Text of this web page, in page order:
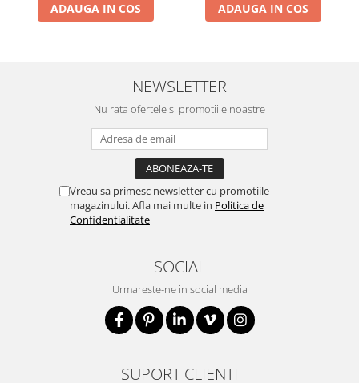
ADAUGA IN COS ADAUGA IN COS
NEWSLETTER
Nu rata ofertele si promotiile noastre
Vreau sa primesc newsletter cu promotiile
magazinului. Afla mai multe in Politica de
Confidentialitate
SOCIAL
Urmareste-ne in social media
SUPORT CLIENTI